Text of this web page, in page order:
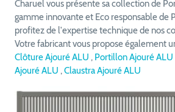
Charuel vous présente sa collection de
gamme innovante et Eco responsable de
profitez de l'expertise technique de nos
Votre fabricant vous propose également
Clôture Ajouré ALU , Portillon Ajouré ALU
Ajouré ALU ,Claustra Ajouré ALU